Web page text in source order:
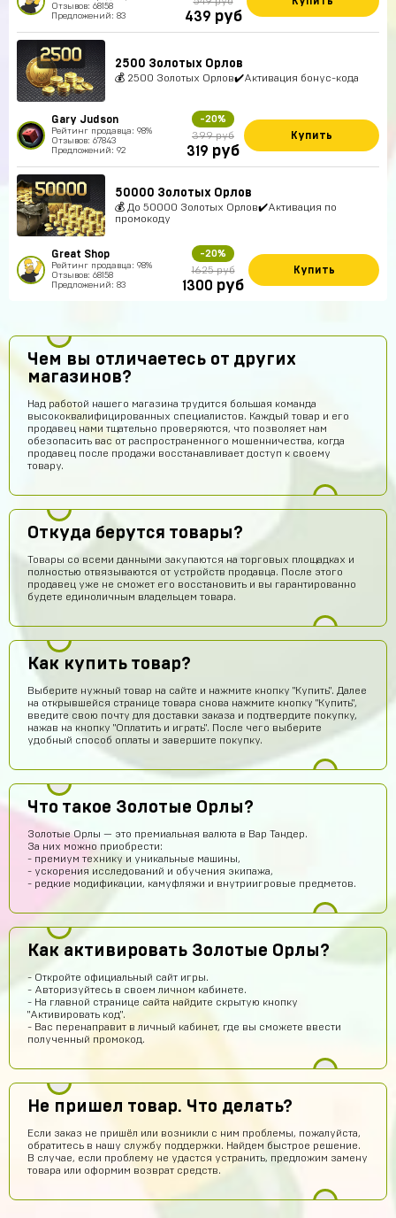
Отзывов: 68158
Предложений: 83
439 руб
2500 Золотых Орлов
💰 2500 Золотых Орлов✔️Активация бонус-кода
Gary Judson
Рейтинг продавца: 98%
Отзывов: 67843
Предложений: 92
-20%
399 руб
319 руб
Купить
50000 Золотых Орлов
💰 До 50000 Золотых Орлов✔️Активация по
промокоду
Great Shop
Рейтинг продавца: 98%
Отзывов: 68158
Предложений: 83
-20%
1625 руб
1300 руб
Купить
Чем вы отличаетесь от других
магазинов?
Над работой нашего магазина трудится большая команда
высококвалифицированных специалистов. Каждый товар и его
продавец нами тщательно проверяются, что позволяет нам
обезопасить вас от распространенного мошенничества, когда
продавец после продажи восстанавливает доступ к своему
товару.
Откуда берутся товары?
Товары со всеми данными закупаются на торговых площадках и
полностью отвязываются от устройств продавца. После этого
продавец уже не сможет его восстановить и вы гарантированно
будете единоличным владельцем товара.
Как купить товар?
Выберите нужный товар на сайте и нажмите кнопку "Купить". Далее
на открывшейся странице товара снова нажмите кнопку "Купить",
введите свою почту для доставки заказа и подтвердите покупку,
нажав на кнопку "Оплатить и играть". После чего выберите
удобный способ оплаты и завершите покупку.
Что такое Золотые Орлы?
Золотые Орлы — это премиальная валюта в Вар Тандер.
За них можно приобрести:
- премиум технику и уникальные машины,
- ускорения исследований и обучения экипажа,
- редкие модификации, камуфляжи и внутриигровые предметов.
Как активировать Золотые Орлы?
- Откройте официальный сайт игры.
- Авторизуйтесь в своем личном кабинете.
- На главной странице сайта найдите скрытую кнопку
"Активировать код".
- Вас перенаправит в личный кабинет, где вы сможете ввести
полученный промокод.
Не пришел товар. Что делать?
Если заказ не пришёл или возникли с ним проблемы, пожалуйста,
обратитесь в нашу службу поддержки. Найдем быстрое решение.
В случае, если проблему не удастся устранить, предложим замену
товара или оформим возврат средств.
Сейчас проверю
Кирилл Милов 15 часов назад
Это правда
Вроде магаз крутой
Тамерлан Хамраев
Даниил Анисимов
Акк норм
Алексей Полочанский
Сябки😘 аккаунт получил сразу после оплаты
Всеволод Кожин 9 часов назад
Пацаны сайт рили робит! Взял гемов длали промокод
Геннадий Быков 8 часов назад
и ахуел что за такую цену не наебали
Кирилл Иванов 7 часов назад
ой *работает*